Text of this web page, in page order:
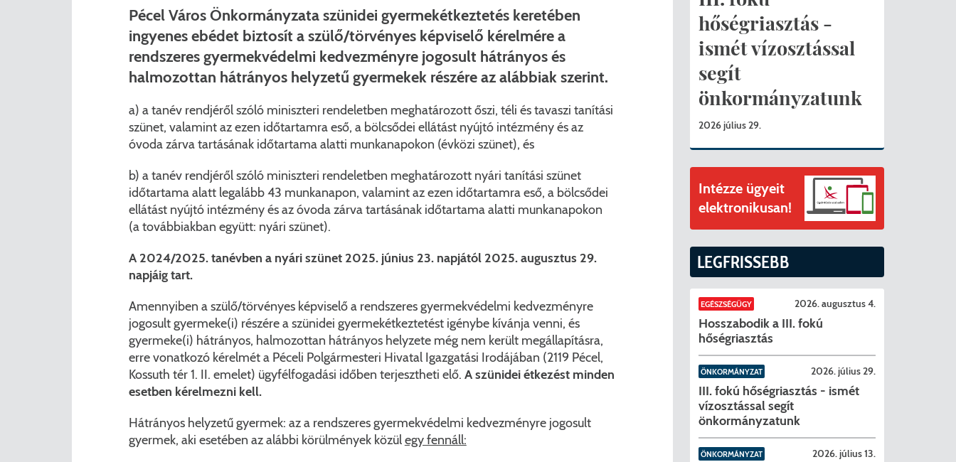
Komplex csapadékvíz-elvezetés korszerűsítése Pécelen II. ütem
Pécel Város Önkormányzata 250 000 000 Ft értékű támogatást nyert az alábbi projekt vonatkozásában.
Kapcsolat
2025/2026. tanév
Pécel Város Önkormányzata szünidei gyermekétkeztetés keretében
ingyenes ebédet biztosít a szülő/törvényes képviselő kérelmére a
rendszeres gyermekvédelmi kedvezményre jogosult hátrányos és
halmozottan hátrányos helyzetű gyermekek részére az alábbiak szerint.
a) a tanév rendjéről szóló miniszteri rendeletben meghatározott őszi, téli és tavaszi tanítási
szünet, valamint az ezen időtartamra eső, a bölcsődei ellátást nyújtó intézmény és az
óvoda zárva tartásának időtartama alatti munkanapokon (évközi szünet), és
b) a tanév rendjéről szóló miniszteri rendeletben meghatározott nyári tanítási szünet
időtartama alatt legalább 43 munkanapon, valamint az ezen időtartamra eső, a bölcsődei
ellátást nyújtó intézmény és az óvoda zárva tartásának időtartama alatti munkanapokon
(a továbbiakban együtt: nyári szünet).
A 2024/2025. tanévben a nyári szünet 2025. június 23. napjától 2025. augusztus 29.
napjáig tart.
Amennyiben a szülő/törvényes képviselő a rendszeres gyermekvédelmi kedvezményre
jogosult gyermeke(i) részére a szünidei gyermekétkeztetést igénybe kívánja venni, és
gyermeke(i) hátrányos, halmozottan hátrányos helyzete még nem került megállapításra,
erre vonatkozó kérelmét a Péceli Polgármesteri Hivatal Igazgatási Irodájában (2119 Pécel,
Kossuth tér 1. II. emelet) ügyfélfogadási időben terjesztheti elő. A szünidei étkezést minden
esetben kérelmezni kell.
Hátrányos helyzetű gyermek: az a rendszeres gyermekvédelmi kedvezményre jogosult
gyermek, aki esetében az alábbi körülmények közülegy fennáll:
hőségriasztás -
ismét vízosztással
segít
önkormányzatunk
2026 július 29.
Intézze ügyeit
elektronikusan!
LEGFRISSEBB
EGÉSZSÉGÜGY 2026. augusztus 4.
Hosszabodik a III. fokú
hőségriasztás
ÖNKORMÁNYZAT 2026. július 29.
III. fokú hőségriasztás - ismét
vízosztással segít
önkormányzatunk
ÖNKORMÁNYZAT 2026. július 13.